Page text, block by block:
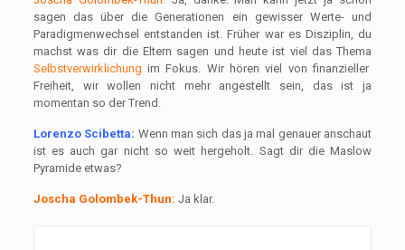
sagen das über die Generationen ein gewisser Werte- und
Paradigmenwechsel entstanden ist. Früher war es Disziplin, du
machst was dir die Eltern sagen und heute ist viel das Thema
Selbstverwirklichung im Fokus. Wir hören viel von finanzieller
Freiheit, wir wollen nicht mehr angestellt sein, das ist ja
momentan so der Trend.
Lorenzo Scibetta: Wenn man sich das ja mal genauer anschaut
ist es auch gar nicht so weit hergeholt. Sagt dir die Maslow
Pyramide etwas?
Joscha Golombek-Thun: Ja klar.